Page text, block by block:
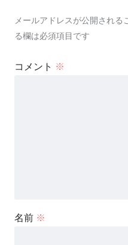
メールアドレスが公開される
る欄は必須項目です
コメント ※
名前 ※